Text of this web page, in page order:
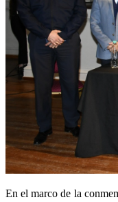
En el marco de la